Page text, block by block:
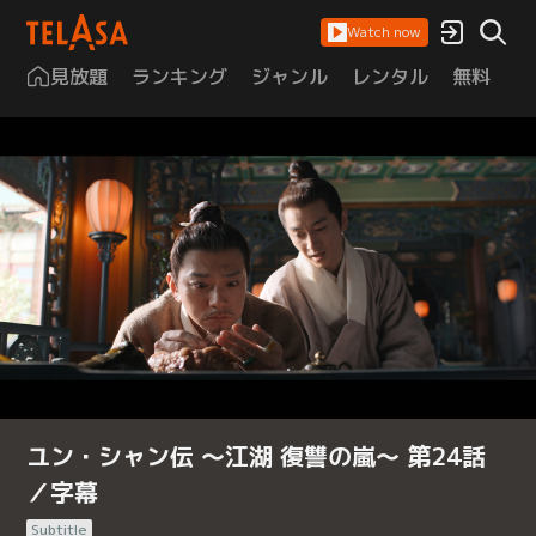
Watch now
見放題 ランキング ジャンル レンタル 無料
ユン・シャン伝 ～江湖 復讐の嵐～ 第24話
／字幕
Subtitle